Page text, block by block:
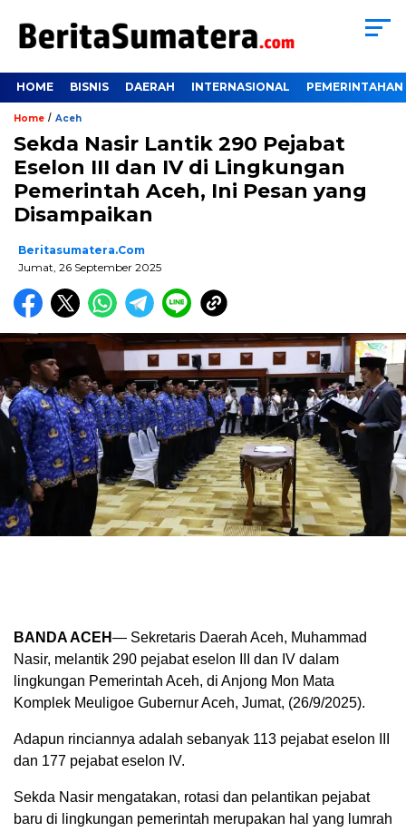
HOME BISNIS DAERAH INTERNASIONAL PEMERINTAHAN
Home / Aceh
Sekda Nasir Lantik 290 Pejabat
Eselon III dan IV di Lingkungan
Pemerintah Aceh, Ini Pesan yang
Disampaikan
Beritasumatera.com
Jumat, 26 September 2025
BANDA ACEH— Sekretaris Daerah Aceh, Muhammad
Nasir, melantik 290 pejabat eselon III dan IV dalam
lingkungan Pemerintah Aceh, di Anjong Mon Mata
Komplek Meuligoe Gubernur Aceh, Jumat, (26/9/2025).
Adapun rinciannya adalah sebanyak 113 pejabat eselon III
dan 177 pejabat eselon IV.
Sekda Nasir mengatakan, rotasi dan pelantikan pejabat
baru di lingkungan pemerintah merupakan hal yang lumrah